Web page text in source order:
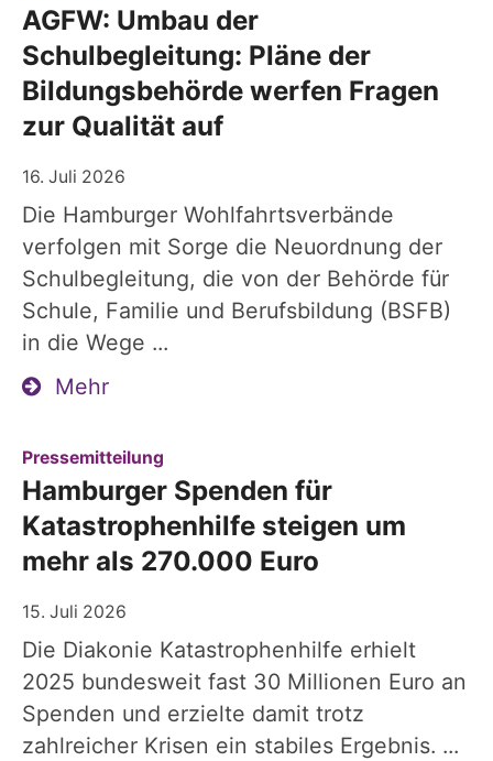
AGFW: Umbau der
Schulbegleitung: Pläne der
Bildungsbehörde werfen Fragen
zur Qualität auf
16. Juli 2026
Die Hamburger Wohlfahrtsverbände
verfolgen mit Sorge die Neuordnung der
Schulbegleitung, die von der Behörde für
Schule, Familie und Berufsbildung (BSFB)
in die Wege ...
Mehr
Pressemitteilung
Hamburger Spenden für
Katastrophenhilfe steigen um
mehr als 270.000 Euro
15. Juli 2026
Die Diakonie Katastrophenhilfe erhielt
2025 bundesweit fast 30 Millionen Euro an
Spenden und erzielte damit trotz
zahlreicher Krisen ein stabiles Ergebnis. ...